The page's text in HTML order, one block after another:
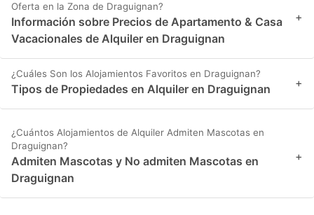
Oferta en la Zona de Draguignan?
Información sobre Precios de Apartamento & Casa
Vacacionales de Alquiler en Draguignan
+
¿Cuáles Son los Alojamientos Favoritos en Draguignan?
Tipos de Propiedades en Alquiler en Draguignan +
¿Cuántos Alojamientos de Alquiler Admiten Mascotas en
Draguignan?
Admiten Mascotas y No admiten Mascotas en
Draguignan
+